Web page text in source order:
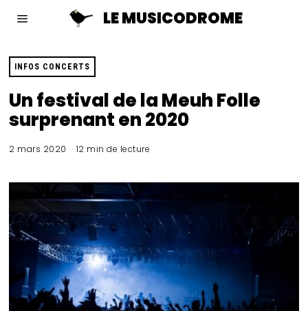
LE MUSICODROME
INFOS CONCERTS
Un festival de la Meuh Folle
surprenant en 2020
2 mars 2020 12 min de lecture